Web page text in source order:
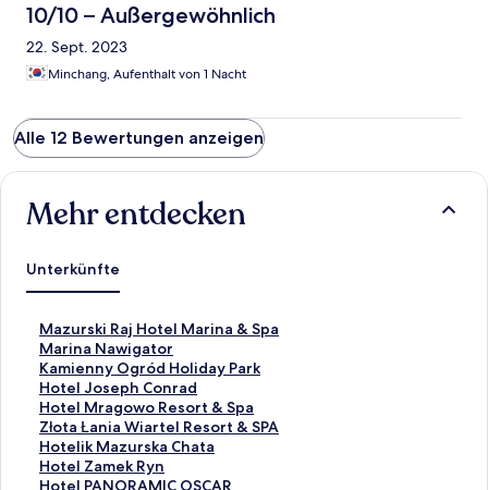
10/10 – Außergewöhnlich
22. Sept. 2023
Minchang, Aufenthalt von 1 Nacht
Alle 12 Bewertungen anzeigen
Mehr entdecken
Unterkünfte
Mazurski Raj Hotel Marina & Spa
L
i
n
k
,
d
e
r
d
Marina Nawigator
L
i
n
k
,
d
e
r
Kamienny Ogród Holiday Park
L
i
n
k
,
d
e
Hotel Joseph Conrad
L
i
n
k
,
d
Hotel Mragowo Resort & Spa
L
i
n
k
,
Złota Łania Wiartel Resort & SPA
L
i
n
k
Hotelik Mazurska Chata
L
i
n
Hotel Zamek Ryn
L
iHotel PANORAMIC OSCAR
L